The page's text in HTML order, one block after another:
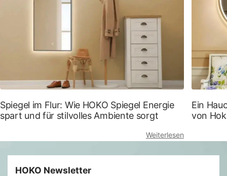
Spiegel im Flur: Wie HOKO Spiegel Energie
spart und für stilvolles Ambiente sorgt
Weiterlesen
Ein
von
HOKO Newsletter